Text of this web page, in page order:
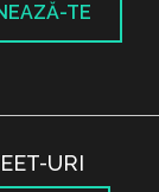
TE
URI